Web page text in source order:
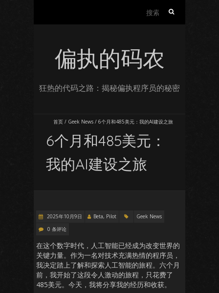
偏执的码农
狂热的代码之路：揭秘偏执程序员的秘密
首页 / Geek News / 6个月和485美元：我的AI建设之旅
6个月和485美元：
我的AI建设之旅
2025年10月9日 Beta, Pilot
Geek News
0 条评论
在这个数字时代，人工智能已经成为改变世界的
关键力量。作为一名对技术充满热情的程序员，
我决定踏上了解和探索人工智能的旅程。六个月
前，我开始了这段令人激动的旅程，只花费了
485美元。今天，我将分享我的经历和收获。